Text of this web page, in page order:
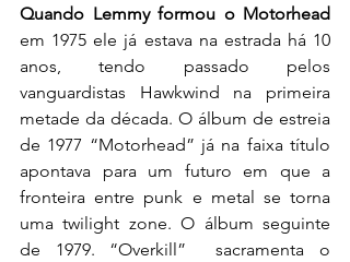
em 1975 ele já estava na estrada há 10
anos, tendo passado pelos
vanguardistas Hawkwind na primeira
metade da década. O álbum de estreia
de 1977 “Motorhead” já na faixa título
apontava para um futuro em que a
fronteira entre punk e metal se torna
uma twilight zone. O álbum seguinte
de 1979. “Overkill”  sacramenta o